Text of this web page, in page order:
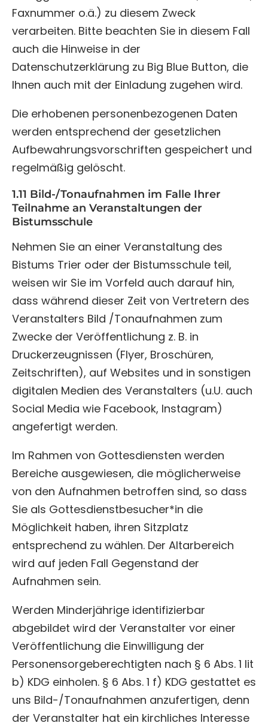
Faxnummer o.ä.) zu diesem Zweck
verarbeiten. Bitte beachten Sie in diesem Fall
auch die Hinweise in der
Datenschutzerklärung zu Big Blue Button, die
Ihnen auch mit der Einladung zugehen wird.
Die erhobenen personenbezogenen Daten
werden entsprechend der gesetzlichen
Aufbewahrungsvorschriften gespeichert und
regelmäßig gelöscht.
1.11 Bild-/Tonaufnahmen im Falle Ihrer
Teilnahme an Veranstaltungen der
Bistumsschule
Nehmen Sie an einer Veranstaltung des
Bistums Trier oder der Bistumsschule teil,
weisen wir Sie im Vorfeld auch darauf hin,
dass während dieser Zeit von Vertretern des
Veranstalters Bild /Tonaufnahmen zum
Zwecke der Veröffentlichung z. B. in
Druckerzeugnissen (Flyer, Broschüren,
Zeitschriften), auf Websites und in sonstigen
digitalen Medien des Veranstalters (u.U. auch
Social Media wie Facebook, Instagram)
angefertigt werden.
Im Rahmen von Gottesdiensten werden
Bereiche ausgewiesen, die möglicherweise
von den Aufnahmen betroffen sind, so dass
Sie als Gottesdienstbesucher*in die
Möglichkeit haben, ihren Sitzplatz
entsprechend zu wählen. Der Altarbereich
wird auf jeden Fall Gegenstand der
Aufnahmen sein.
Werden Minderjährige identifizierbar
abgebildet wird der Veranstalter vor einer
Veröffentlichung die Einwilligung der
Personensorgeberechtigten nach § 6 Abs. 1 lit
b) KDG einholen. § 6 Abs. 1 f) KDG gestattet es
uns Bild-/Tonaufnahmen anzufertigen, denn
der Veranstalter hat ein kirchliches Interesse